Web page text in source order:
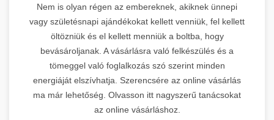
Nem is olyan régen az embereknek, akiknek ünnepi
vagy születésnapi ajándékokat kellett venniük, fel kellett
öltözniük és el kellett menniük a boltba, hogy
bevásároljanak. A vásárlásra való felkészülés és a
tömeggel való foglalkozás szó szerint minden
energiáját elszívhatja. Szerencsére az online vásárlás
ma már lehetőség. Olvasson itt nagyszerű tanácsokat
az online vásárláshoz.